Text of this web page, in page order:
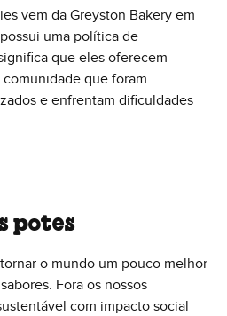
vem da Greyston Bakery em
uma política de
que eles oferecem
que foram
e enfrentam dificuldades
potes
o mundo um pouco melhor
Fora os nossos
com impacto social